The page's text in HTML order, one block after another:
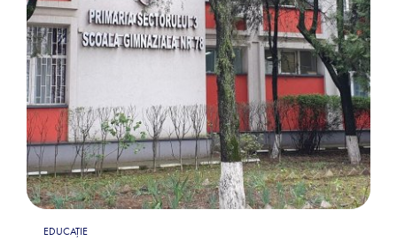
EDUCAȚIE